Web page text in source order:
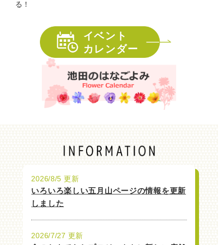
る！
イベント
カレンダー
2026/8/5 更新
いろいろ楽しい五月山ページの情報を更新
しました
2026/7/27 更新